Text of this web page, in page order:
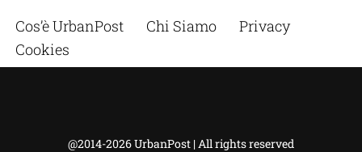
Cos’è UrbanPost Chi Siamo
Privacy
Cookies
@2014-2026 UrbanPost | All rights reserved